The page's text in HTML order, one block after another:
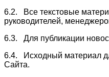
6.2. Все текстовые
руководителей,
6.3. Для публикации
6.4. Исходный материал
Сайта.